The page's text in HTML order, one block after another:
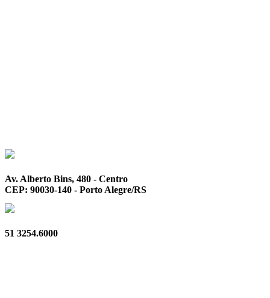
Av. Alberto Bins, 480 - Centro
CEP: 90030-140 - Porto Alegre/RS
51 3254.6000